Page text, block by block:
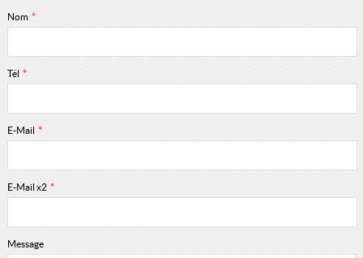
Nom *
Tél *
E-Mail *
E-Mail x2 *
Message